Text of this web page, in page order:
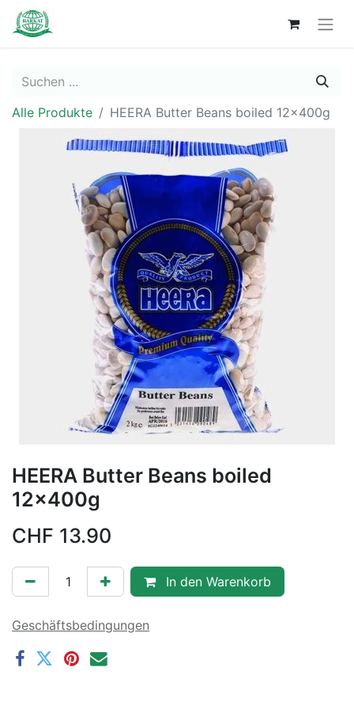
Alle Produkte HEERA Butter Beans boiled 12x400g
HEERA Butter Beans boiled
12x400g
CHF 13.90
In den Warenkorb
Geschäftsbedingungen